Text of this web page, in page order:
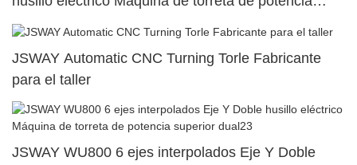
superior dual123
JSWAY Automatic CNC Turning Torle Fabricante
para el taller
JSWAY WU800 6 ejes interpolados Eje Y Doble